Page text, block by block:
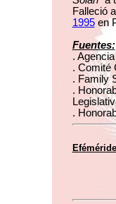
Falleció
1995en
Fuentes:
.
. Comité
. Family
.
.